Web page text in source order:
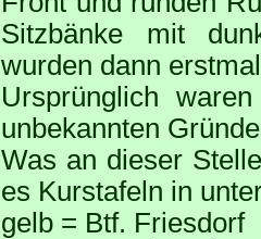
Sitzbänke mit
wurden dann
Ursprünglich
unbekannten
Was an dieser
es Kurstafeln in
gelb = Btf. Friesdorf